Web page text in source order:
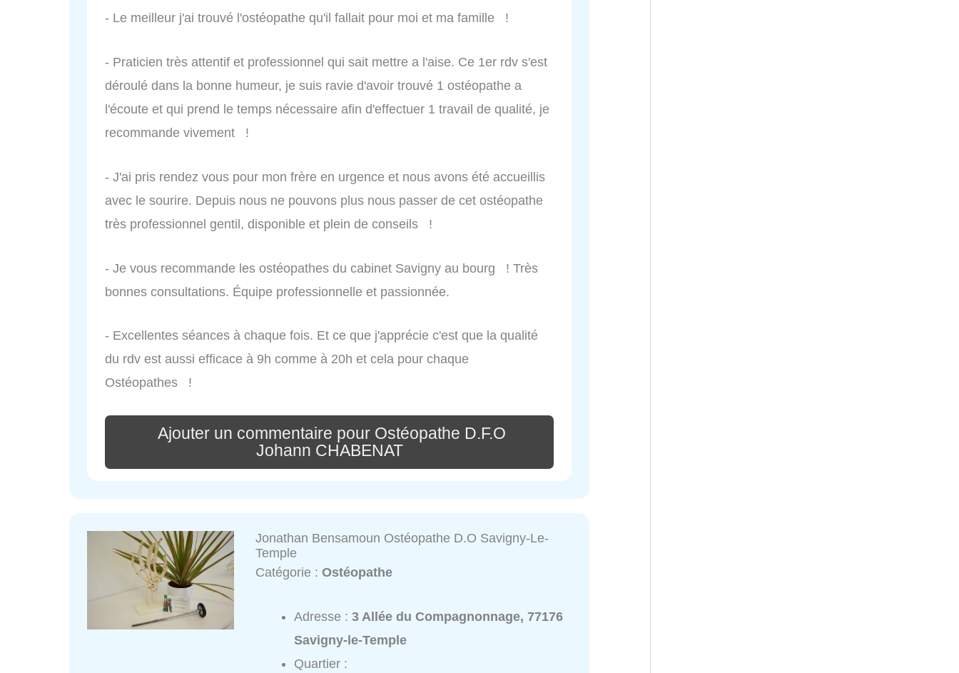
- Le meilleur j'ai trouvé l'ostéopathe qu'il fallait pour moi et ma famille !
- Praticien très attentif et professionnel qui sait mettre a l'aise. Ce 1er rdv s'est
déroulé dans la bonne humeur, je suis ravie d'avoir trouvé 1 ostéopathe a
l'écoute et qui prend le temps nécessaire afin d'effectuer 1 travail de qualité, je
recommande vivement !
- J'ai pris rendez vous pour mon frère en urgence et nous avons été accueillis
avec le sourire. Depuis nous ne pouvons plus nous passer de cet ostéopathe
très professionnel gentil, disponible et plein de conseils !
- Je vous recommande les ostéopathes du cabinet Savigny au bourg ! Très
bonnes consultations. Équipe professionnelle et passionnée.
- Excellentes séances à chaque fois. Et ce que j'apprécie c'est que la qualité
du rdv est aussi efficace à 9h comme à 20h et cela pour chaque
Ostéopathes !
Ajouter un commentaire pour Ostéopathe D.F.O
Johann CHABENAT
Jonathan Bensamoun Ostéopathe D.O Savigny-Le-
Temple
Catégorie :Ostéopathe
Adresse :3 Allée du Compagnonnage, 77176
Savigny-le-Temple
Quartier :